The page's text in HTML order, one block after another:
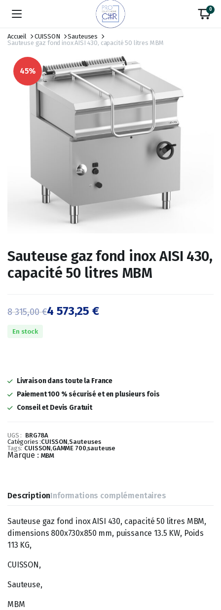
0
Accueil CUISSON
Sauteuses
Sauteuse gaz fond inox AISI 430, capacité 50 litres MBM
45%
Sauteuse gaz fond inox AISI 430,
capacité 50 litres MBM
8 315,00€
était :
8
315,00 €.
4 573,25 €
est :
4
573,25 €.
En stock
Livraison dans toute la France
Paiement 100 % sécurisé et en plusieurs fois
Conseil et Devis Gratuit
UGS : BRG78A
Catégories :CUISSON,Sauteuses
Tags: CUISSON,GAMME 700,sauteuse
Marque : MBM
DescriptionInformations complémentaires
Sauteuse gaz fond inox AISI 430, capacité 50 litres MBM,
dimensions 800x730x850 mm, puissance 13.5 KW, Poids
113 KG,
CUISSON,
Sauteuse,
MBM